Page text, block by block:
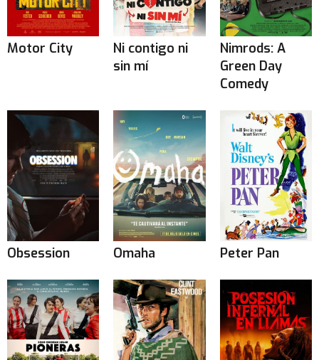
Motor City
Ni contigo ni
sin mí
Nimrods: A
Green Day
Comedy
Obsession Omaha Peter Pan